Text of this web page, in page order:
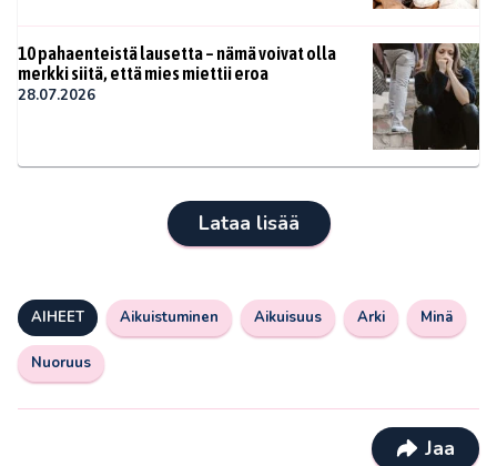
10 pahaenteistä lausetta – nämä voivat olla
merkki siitä, että mies miettii eroa
28.07.2026
Lataa lisää
AIHEET Aikuistuminen Aikuisuus Arki Minä
Nuoruus
Jaa